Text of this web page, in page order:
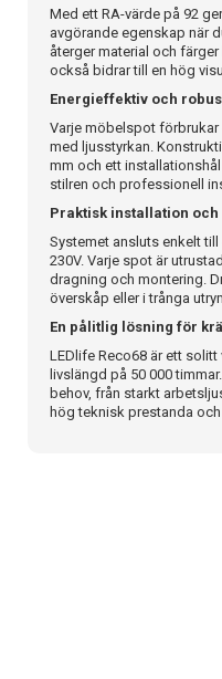
Med ett RA-värde på 92
avgörande egenskap när
återger material och
också bidrar till en hög
Energieffektiv och
Varje möbelspot
med ljusstyrkan.
mm och ett
stilren och professionell
Praktisk installation
Systemet ansluts enkelt
230V. Varje spot är
dragning och montering.
överskåp eller i trånga
En pålitlig lösning för
LEDlife Reco68 är ett
livslängd på 50 000
behov, från starkt
hög teknisk prestanda